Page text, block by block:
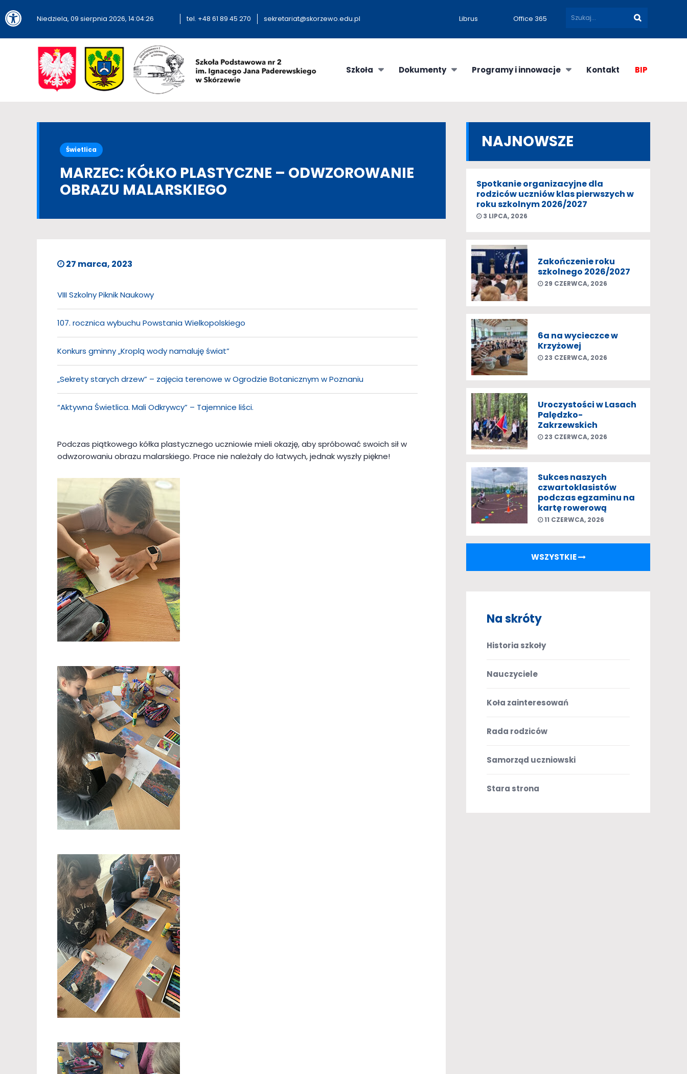
Otwórz pasek narzędziNiedziela, 09 sierpnia 2026, 14:04:27 tel. +48 61 89 45 270 sekretariat@skorzewo.edu.pl Librus Office 365
Szkoła Dokumenty Programy i innowacje Kontakt BIP
Świetlica
MARZEC: KÓŁKO PLASTYCZNE – ODWZOROWANIE
OBRAZU MALARSKIEGO
27 marca, 2023
VIII Szkolny Piknik Naukowy
107. rocznica wybuchu Powstania Wielkopolskiego
Konkurs gminny „Kroplą wody namaluję świat”
„Sekrety starych drzew” – zajęcia terenowe w Ogrodzie Botanicznym w Poznaniu
“Aktywna Świetlica. Mali Odkrywcy” – Tajemnice liści.
Podczas piątkowego kółka plastycznego uczniowie mieli okazję, aby spróbować swoich sił w
odwzorowaniu obrazu malarskiego. Prace nie należały do łatwych, jednak wyszły piękne!
NAJNOWSZE
Spotkanie organizacyjne dla
rodziców uczniów klas pierwszych w
roku szkolnym 2026/2027
3 LIPCA, 2026
Zakończenie roku
szkolnego 2026/2027
29 CZERWCA, 2026
6a na wycieczce w
Krzyżowej
23 CZERWCA, 2026
Uroczystości w Lasach
Palędzko-
Zakrzewskich
23 CZERWCA, 2026
Sukces naszych
czwartoklasistów
podczas egzaminu na
kartę rowerową
11 CZERWCA, 2026
WSZYSTKIE
Na skróty
Historia szkoły
Nauczyciele
Koła zainteresowań
Rada rodziców
Samorząd uczniowski
Stara strona